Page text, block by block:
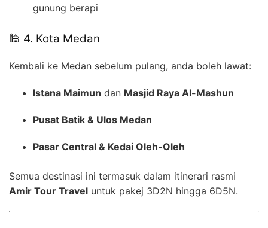
gunung berapi
🕌 4. Kota Medan
Kembali ke Medan sebelum pulang, anda boleh lawat:
Istana Maimun dan Masjid Raya Al-Mashun
Pusat Batik & Ulos Medan
Pasar Central & Kedai Oleh-Oleh
Semua destinasi ini termasuk dalam itinerari rasmi
Amir Tour Travel untuk pakej 3D2N hingga 6D5N.